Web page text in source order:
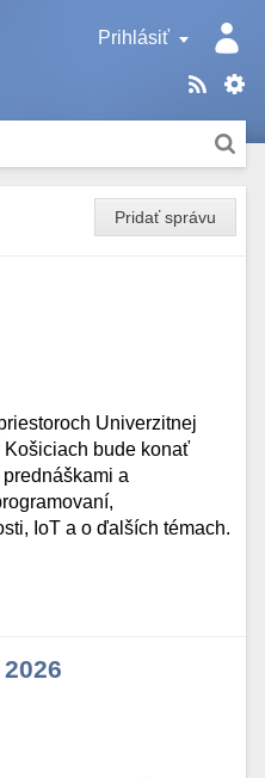
Prihlásiť
Pridať správu
Univerzitnej
Košiciach bude konať
a
IoT a o ďalších témach.